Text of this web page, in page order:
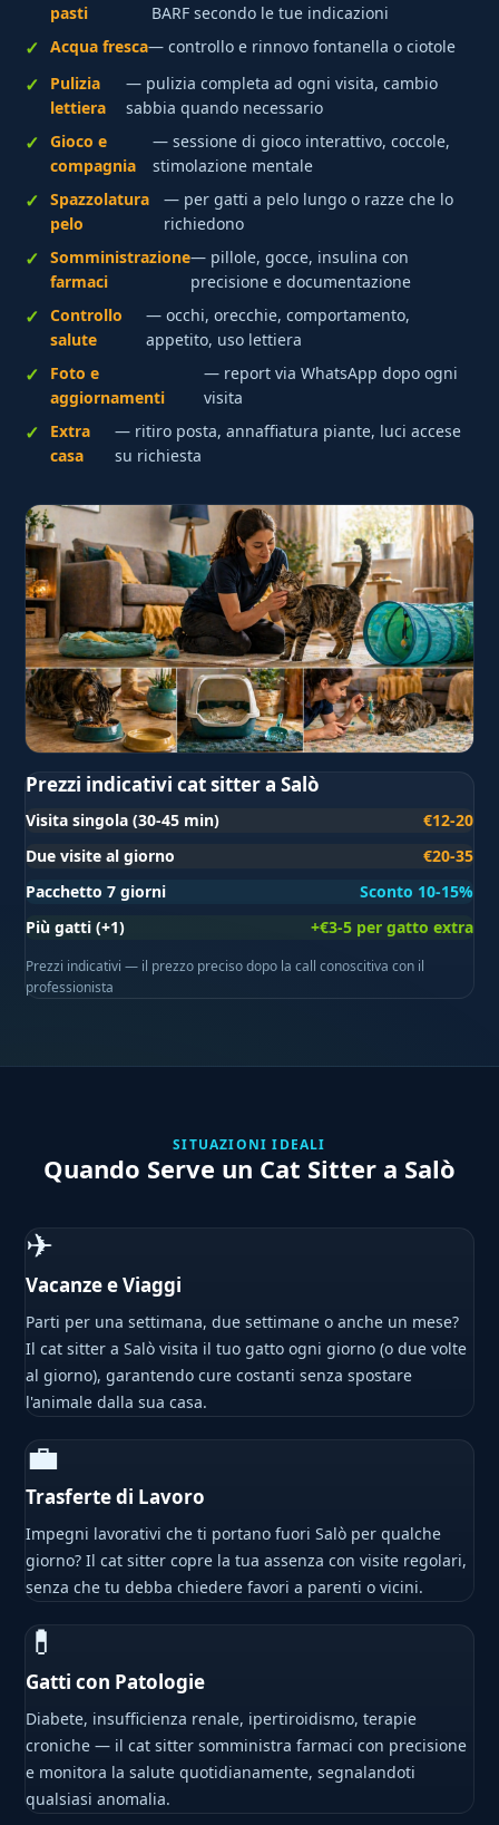
pasti
BARF secondo le tue indicazioni
Acqua fresca— controllo e rinnovo fontanella o ciotole
Pulizia
lettiera
— pulizia completa ad ogni visita, cambio
sabbia quando necessario
Gioco e
compagnia
— sessione di gioco interattivo, coccole,
stimolazione mentale
Spazzolatura
pelo
— per gatti a pelo lungo o razze che lo
richiedono
Somministrazione
farmaci
— pillole, gocce, insulina con
precisione e documentazione
Controllo
salute
— occhi, orecchie, comportamento,
appetito, uso lettiera
Foto e
aggiornamenti
— report via WhatsApp dopo ogni
visita
Extra
casa
— ritiro posta, annaffiatura piante, luci accese
su richiesta
Prezzi indicativi cat sitter a Salò
Visita singola (30-45 min)
€12-20
Due visite al giorno
€20-35
Pacchetto 7 giorni
Sconto 10-15%
Più gatti (+1)
+€3-5 per gatto extra
Prezzi indicativi — il prezzo preciso dopo la call conoscitiva con il
professionista
SITUAZIONI IDEALI
Quando Serve un Cat Sitter a Salò
✈
Vacanze e Viaggi
Parti per una settimana, due settimane o anche un mese?
Il cat sitter a Salò visita il tuo gatto ogni giorno (o due volte
al giorno), garantendo cure costanti senza spostare
l'animale dalla sua casa.
💼
Trasferte di Lavoro
Impegni lavorativi che ti portano fuori Salò per qualche
giorno? Il cat sitter copre la tua assenza con visite regolari,
senza che tu debba chiedere favori a parenti o vicini.
💊
Gatti con Patologie
Diabete, insufficienza renale, ipertiroidismo, terapie
croniche — il cat sitter somministra farmaci con precisione
e monitora la salute quotidianamente, segnalandoti
qualsiasi anomalia.